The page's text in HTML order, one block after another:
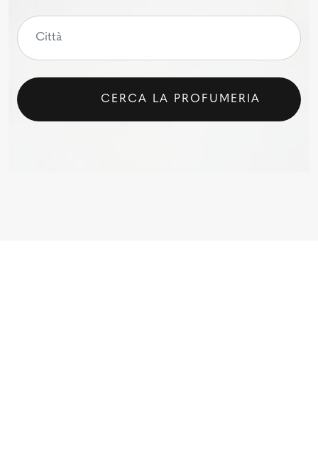
CERCA LA PROFUMERIA